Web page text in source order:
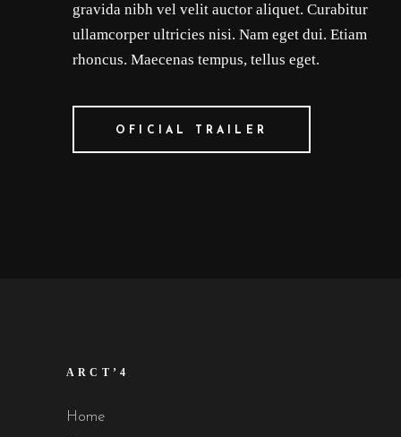
gravida nibh vel velit auctor aliquet. Curabitur
ullamcorper ultricies nisi. Nam eget dui. Etiam
rhoncus. Maecenas tempus, tellus eget.
OFICIAL TRAILER
ARCT’4
Home